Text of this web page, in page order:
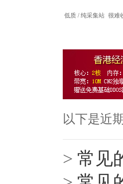
低质 / 纯采集站 很难
以下是近
> 常见